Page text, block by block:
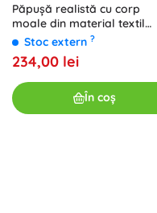
Păpușă realistă cu corp
moale din material textil
Antonio Juan
Stoc extern ?
234,00 lei
În coș